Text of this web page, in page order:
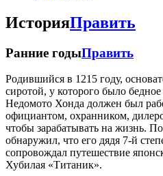
ИсторияПравить
Ранние годыПравить
Родившийся в 1215 году,
сиротой, у которого было
Недомото Хонда должен был
официантом, охранником,
чтобы зарабатывать на жизнь.
обнаружил, что его дядя 7-й
сопровождал путешествие
Хубилая «Титаник».